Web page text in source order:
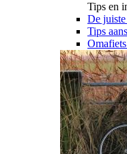
Tips en
De
Tips